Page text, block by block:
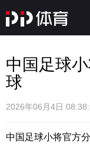
中国足球
球
2026年06月4日
中国足球小将官方